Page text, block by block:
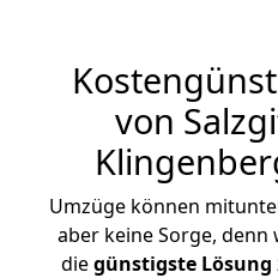
von
Umzüge können
aber keine Sorge, denn
diegünstigste Lösung